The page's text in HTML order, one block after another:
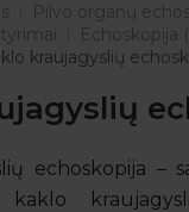
Pilvo organų
Echoskopija
kraujagyslių
echoskopija –
kaklo